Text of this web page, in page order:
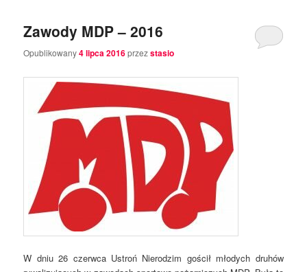
Zawody MDP – 2016
Opublikowany4 lipca 2016przezstasio
W dniu 26 czerwca Ustroń Nierodzim gościł młodych druhów